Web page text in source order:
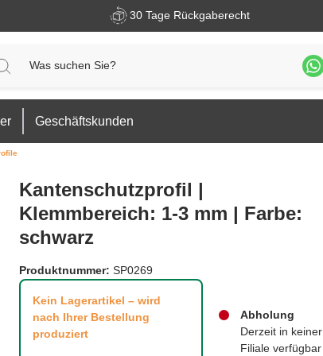
30 Tage Rückgaberecht
Geschäftskunden
Kantenschutzprofil |
Klemmbereich: 1-3 mm | Farbe:
schwarz
Produktnummer: SP0269
Kein Lagerartikel – wird
nach Ihrer Bestellung
produziert
Abholung
Derzeit in keiner
Filiale verfügbar